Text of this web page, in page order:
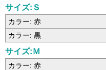
サイズ:Ｓ
カラー: 赤
カラー: 黒
サイズ:Ｍ
カラー: 赤